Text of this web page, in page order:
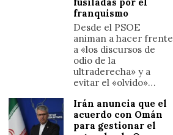
Política de cookies (UE)
Términos y condiciones
+34633110958
franquismo
Desde el PSOE
animan a hacer frente
a «los discursos de
odio de la
ultraderecha» y a
evitar el «olvido»…
Irán anuncia que el
acuerdo con Omán
para gestionar el